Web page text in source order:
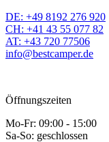
DE: +49 8192 276 920
CH: +41 43 55 077 82
AT: +43 720 77506
info@bestcamper.de
Öffnungszeiten
Mo-Fr: 09:00 - 15:00
Sa-So: geschlossen